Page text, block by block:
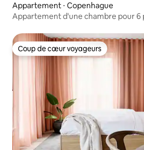
Appartement ⋅ Copenhague
Appartement d'une chambre pour 6
Coup de cœur voyageurs
Coup de cœur voyageurs